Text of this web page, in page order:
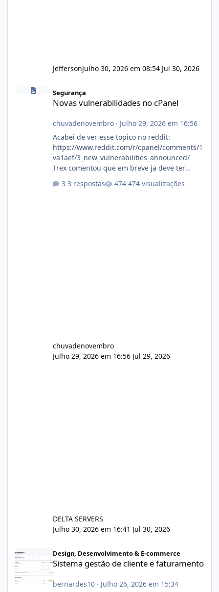
JeffersonJulho 30, 2026 em 08:54 Jul 30, 2026
Novas vulnerabilidades no cPanel
Segurança
Novas vulnerabilidades no cPanel
chuvadenovembro· Julho 29, 2026 em 16:56
Acabei de ver esse topico no reddit:
https://www.reddit.com/r/cpanel/comments/1
va1aef/3_new_vulnerabilities_announced/
Trex comentou que em breve ja deve ter
3 respostas 474 visualizações
chuvadenovembro
Julho 29, 2026 em 16:56 Jul 29, 2026
DELTA SERVERS
Julho 30, 2026 em 16:41 Jul 30, 2026
Design, Desenvolvimento & E-commerce
Sistema gestão de cliente e faturamento
bernardes10· Julho 26, 2026 em 15:34